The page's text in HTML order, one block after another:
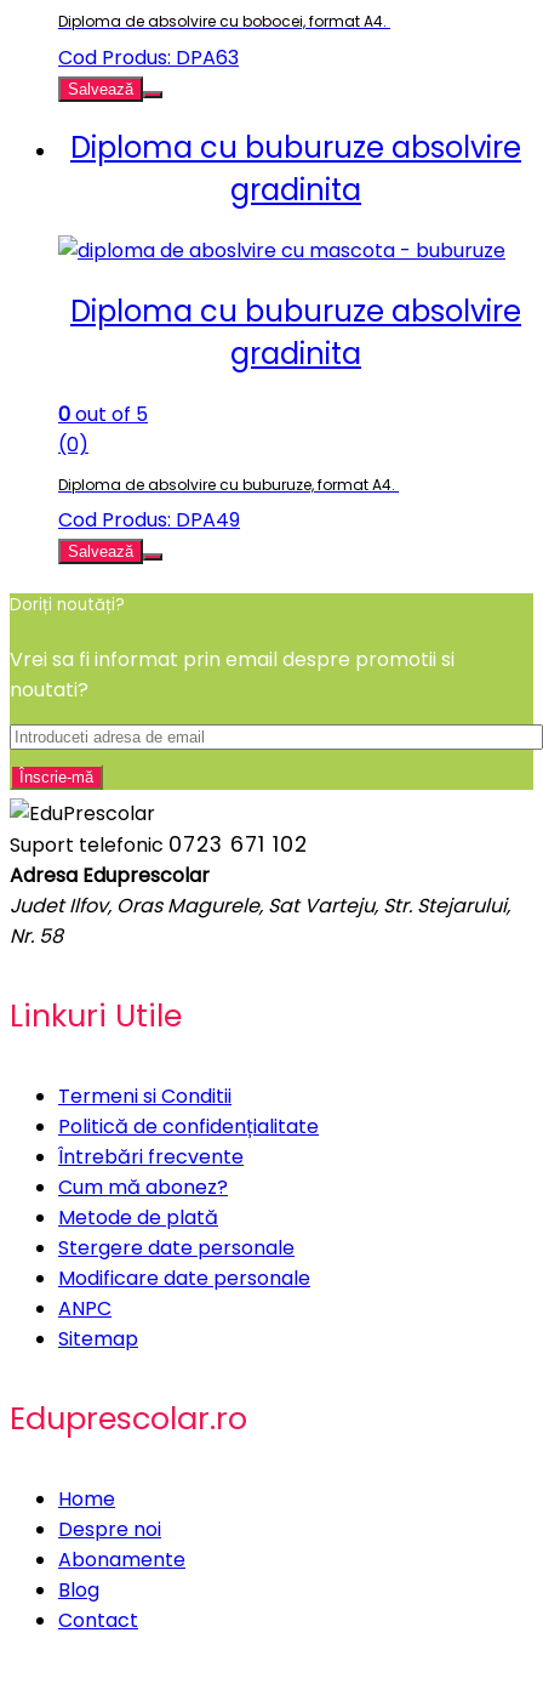
Diploma de absolvire cu bobocei, format A4.
Cod Produs: DPA63
Salvează
Diploma cu buburuze absolvire
gradinita
Diploma cu buburuze absolvire
gradinita
0out of 5
(0)
Diploma de absolvire cu buburuze, format A4.
Cod Produs: DPA49
Salvează
Doriți noutăți?
Vrei sa fi informat prin email despre promotii si
noutati?
Suport telefonic 0723 671 102
Adresa Eduprescolar
Judet Ilfov, Oras Magurele, Sat Varteju, Str. Stejarului,
Nr. 58
Linkuri Utile
Termeni si Conditii
Politică de confidențialitate
Întrebări frecvente
Cum mă abonez?
Metode de plată
Stergere date personale
Modificare date personale
ANPC
Sitemap
Eduprescolar.ro
Home
Despre noi
Abonamente
Blog
Contact